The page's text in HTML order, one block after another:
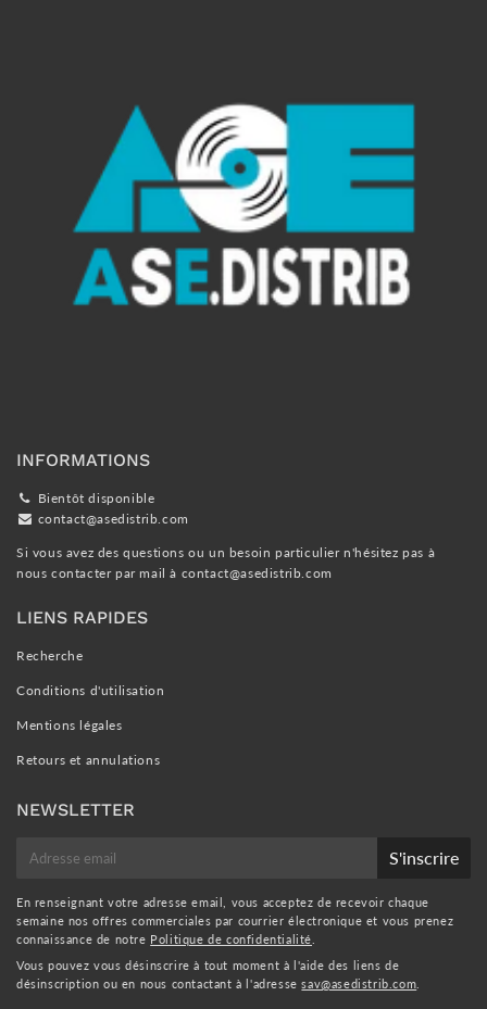
INFORMATIONS
Bientôt disponible
contact@asedistrib.com
Si vous avez des questions ou un besoin particulier n'hésitez pas à
nous contacter par mail à contact@asedistrib.com
LIENS RAPIDES
Recherche
Conditions d'utilisation
Mentions légales
Retours et annulations
NEWSLETTER
mail
S'inscrire
En renseignant votre adresse email, vous acceptez de recevoir chaque
semaine nos offres commerciales par courrier électronique et vous prenez
connaissance de notre Politique de confidentialité
Vous pouvez vous désinscrire à tout moment à l'aide des liens de
désinscription ou en nous contactant à l'adressesav@asedistrib.com